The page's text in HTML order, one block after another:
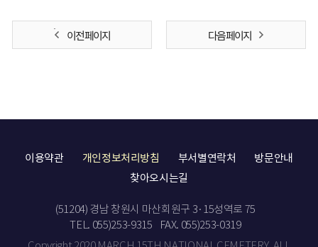
이전 페이지 다음 페이지
이용약관 개인정보처리방침 부서별연락처
방문안내
찾아오시는길
(51204) 경남 창원시 마산회원구 3·15성역로 75
TEL. 055)253-9315
FAX. 055)253-0319